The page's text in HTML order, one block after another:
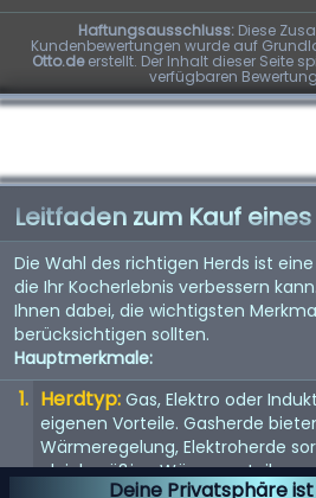
Deine Privatsphäre
Haftungsausschluss:Diese
Kundenbewertungen wurde auf
Otto.deerstellt. Der Inhalt dieser Seite
verfügbaren
Leitfaden zum Kauf
Die Wahl des richtigen Herds ist
die Ihr Kocherlebnis verbessern
Ihnen dabei, die wichtigsten
berücksichtigen sollten.
Hauptmerkmale:
Herdtyp: Gas, Elektro oder
eigenen Vorteile. Gasherde
Wärmeregelung, Elektroherde
gleichmäßige Wärmeverteilung